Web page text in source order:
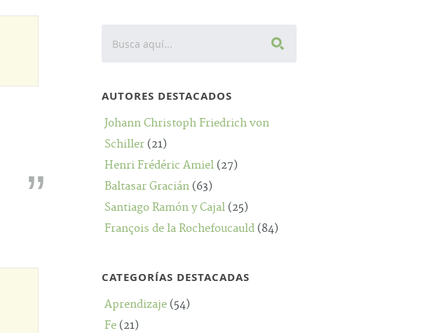
AUTORES DESTACADOS
Johann Christoph Friedrich von
Schiller (21)
Henri Frédéric Amiel (27)
Baltasar Gracián (63)
Santiago Ramón y Cajal (25)
François de la Rochefoucauld (84)
CATEGORÍAS DESTACADAS
Aprendizaje (54)
Fe (21)